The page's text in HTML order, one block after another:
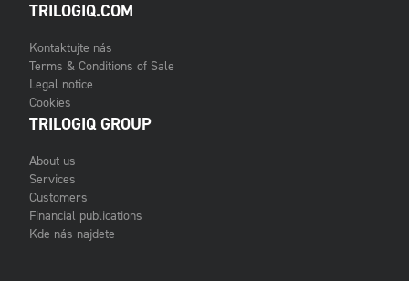
TRILOGIQ.COM
Kontaktujte nás
Terms & Conditions of Sale
Legal notice
Cookies
TRILOGIQ GROUP
About us
Services
Customers
Financial publications
Kde nás najdete